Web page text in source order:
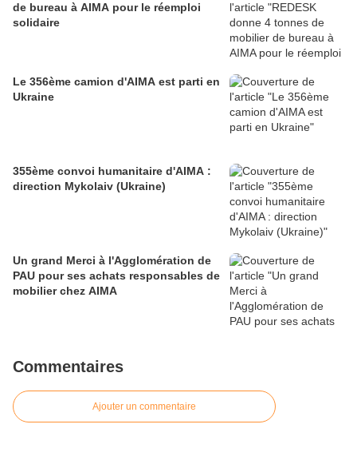
de bureau à AIMA pour le réemploi
solidaire
Le 356ème camion d'AIMA est parti en
Ukraine
355ème convoi humanitaire d'AIMA :
direction Mykolaiv (Ukraine)
Un grand Merci à l'Agglomération de
PAU pour ses achats responsables de
mobilier chez AIMA
Commentaires
Ajouter un commentaire